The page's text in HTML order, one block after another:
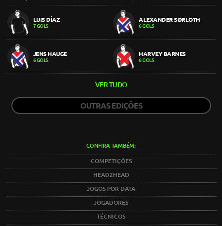
LUIS DÍAZ
7 GOLS
ALEXANDER SØRLOTH
6 GOLS
JENS HAUGE
6 GOLS
HARVEY BARNES
6 GOLS
VER TUDO
OUTRAS EDIÇÕES
CONFIRA TAMBÉM:
COMPETIÇÕES
HEAD2HEAD
JOGOS POR DATA
JOGADORES
TÉCNICOS